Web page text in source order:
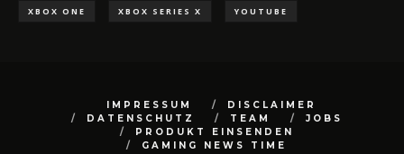
XBOX ONE XBOX SERIES X YOUTUBE
IMPRESSUM
DISCLAIMER
DATENSCHUTZ
TEAM
JOBS
PRODUKT EINSENDEN
GAMING NEWS TIME